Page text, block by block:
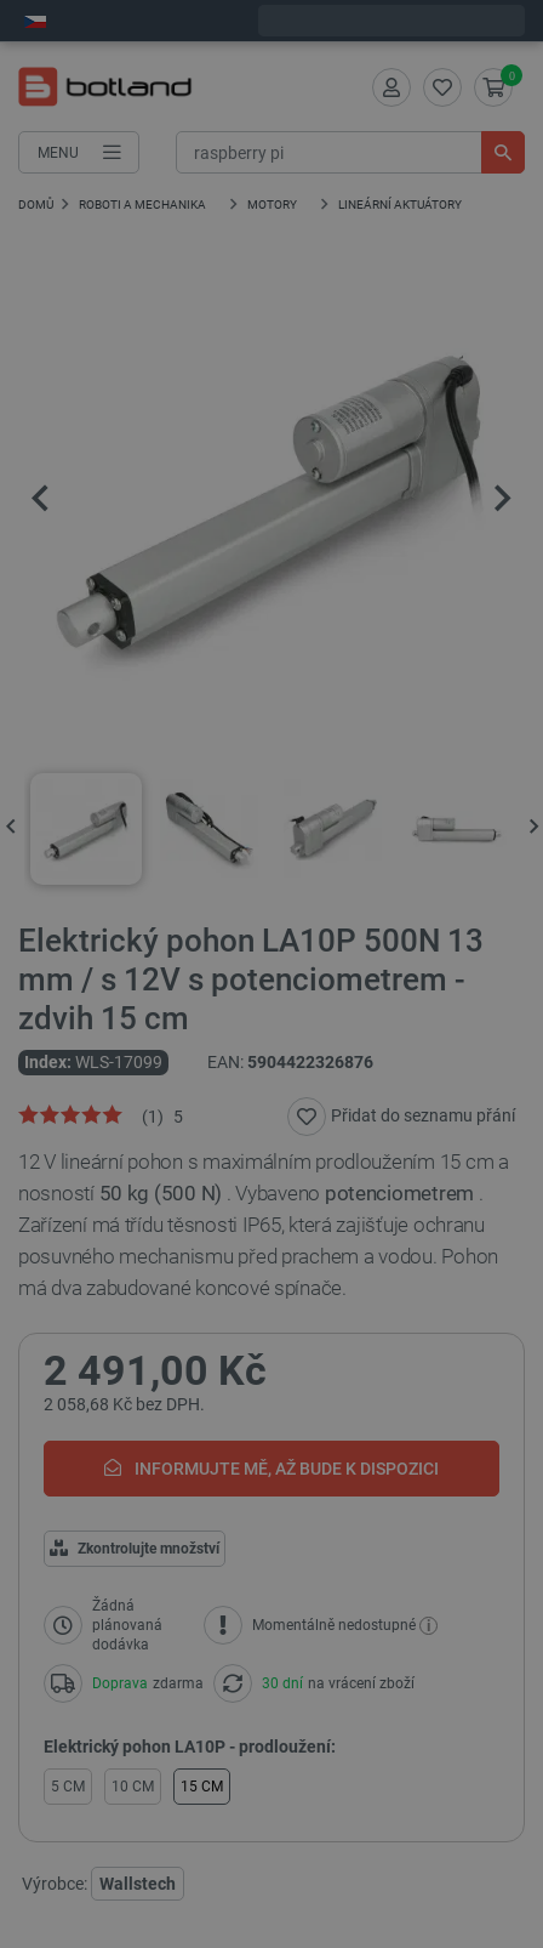
MENU
0
DOMŮ ROBOTI A MECHANIKA MOTORY LINEÁRNÍ AKTUÁTORY
Elektrický pohon LA10P 500N 13
mm / s 12V s potenciometrem -
zdvih 15 cm
Index: WLS-17099 EAN: 5904422326876
5
(1) Přidat do seznamu přání
12 V lineární pohon s maximálním prodloužením 15 cm a
nosností 50 kg (500 N) . Vybaveno potenciometrem .
Zařízení má třídu těsnosti IP65, která zajišťuje ochranu
posuvného mechanismu před prachem a vodou. Pohon
má dva zabudované koncové spínače.
2 491,00 Kč
2 058,68 Kč bez DPH.
INFORMUJTE MĚ, AŽ BUDE K DISPOZICI
Zkontrolujte množství
Žádná
plánovaná
dodávka
Momentálně nedostupné i
Doprava zdarma 30 dní na vrácení zboží
Elektrický pohon LA10P - prodloužení:
5 CM 10 CM 15 CM
Výrobce: Wallstech